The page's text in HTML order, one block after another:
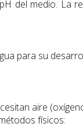
del medio. La
para su
aire
físicos: